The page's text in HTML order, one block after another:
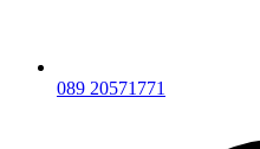
089 20571771